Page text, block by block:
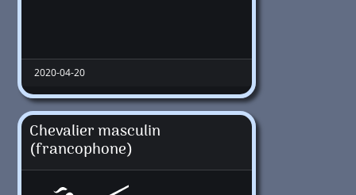
2020-04-20
Chevalier masculin
(francophone)